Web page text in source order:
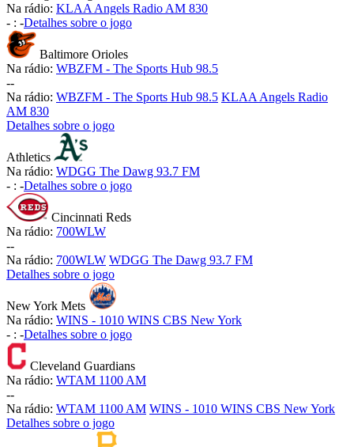
Na rádio: KLAA Angels Radio AM 830
- : -Detalhes sobre o jogo
Baltimore Orioles
Na rádio: WBZFM - The Sports Hub 98.5
--
Na rádio: WBZFM - The Sports Hub 98.5 KLAA Angels Radio
AM 830
Detalhes sobre o jogo
Athletics
Na rádio: WDGG The Dawg 93.7 FM
- : -Detalhes sobre o jogo
Cincinnati Reds
Na rádio: 700WLW
--
Na rádio: 700WLW WDGG The Dawg 93.7 FM
Detalhes sobre o jogo
New York Mets
Na rádio: WINS - 1010 WINS CBS New York
- : -Detalhes sobre o jogo
Cleveland Guardians
Na rádio: WTAM 1100 AM
--
Na rádio: WTAM 1100 AM WINS - 1010 WINS CBS New York
Detalhes sobre o jogo